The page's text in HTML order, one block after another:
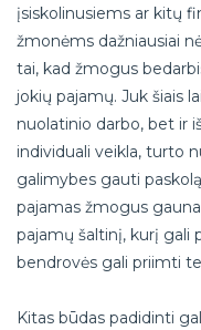
įsiskolinusiems ar kitų
žmonėms dažniausiai
tai, kad žmogus
jokių pajamų. Juk šiais
nuolatinio darbo, bet ir
individuali veikla, turto
galimybes gauti
pajamas žmogus
pajamų šaltinį, kurį gali
bendrovės gali priimti
Kitas būdas padidinti